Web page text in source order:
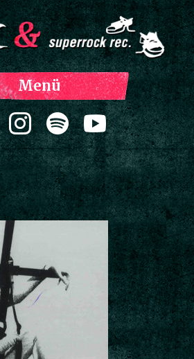
Menü
Zum Inhalt springen